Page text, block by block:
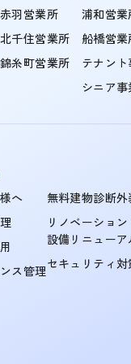
赤羽営業所
北千住営業所
錦糸町営業所
浦和営業
船橋営業
テナン
シニア
へ
ス管理
無料建物診断
リノベーション
設備リニューア
セキュリティ対